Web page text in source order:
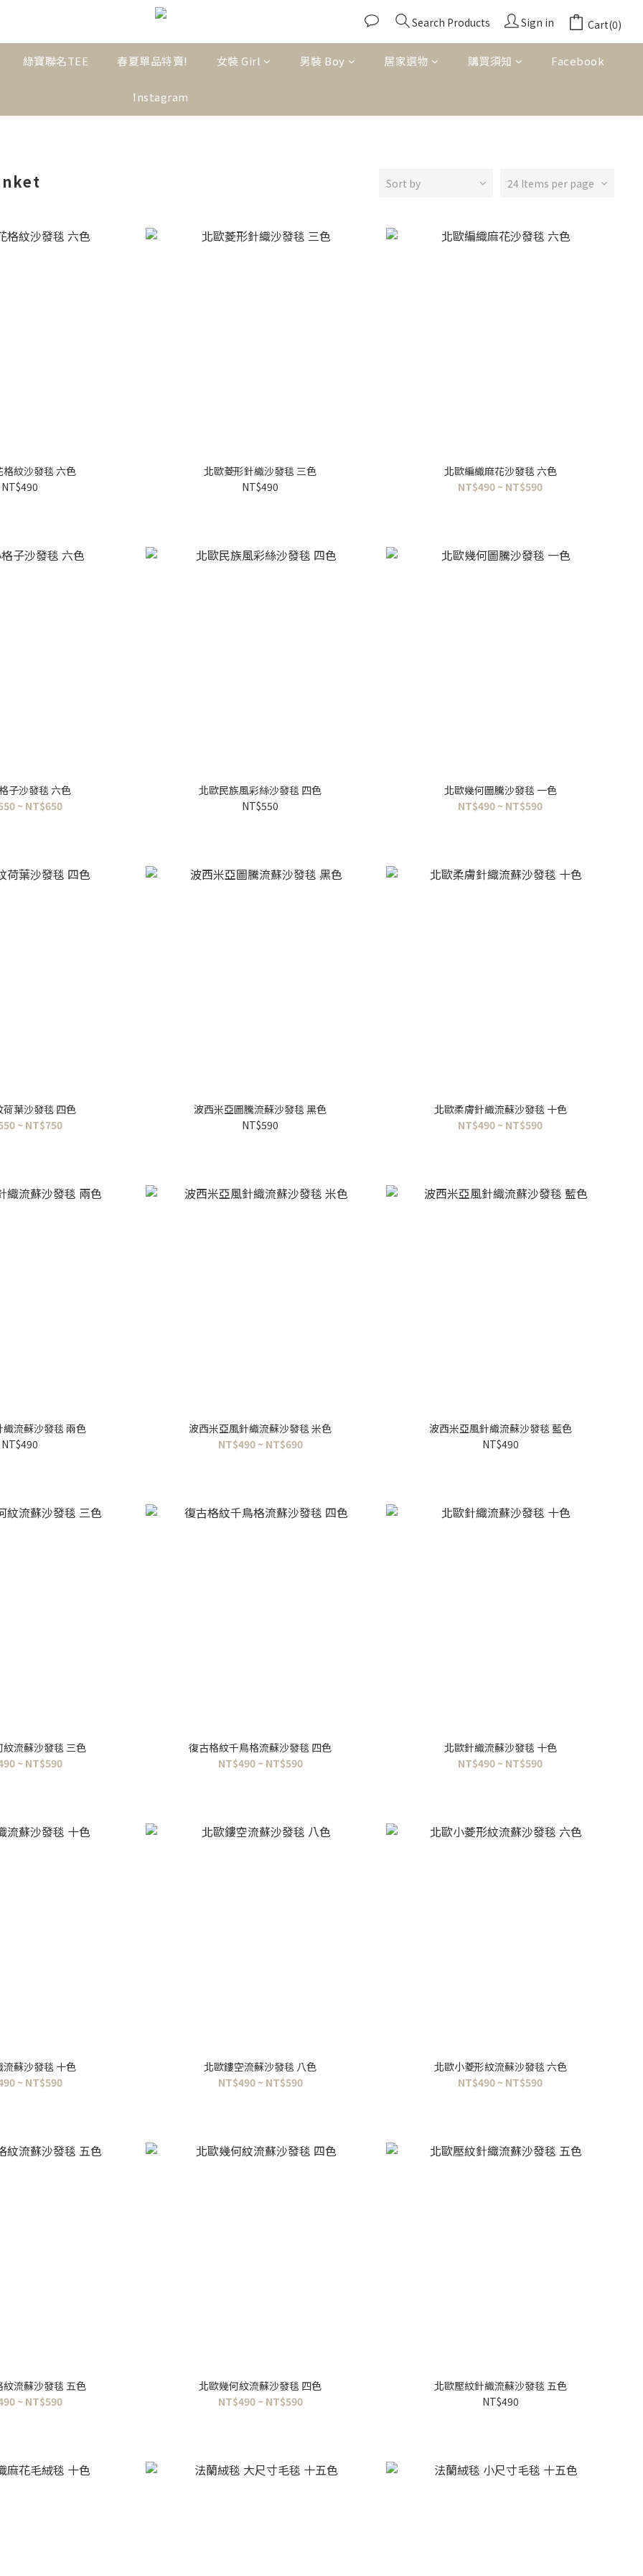
Search Products Sign in Cart(0)
綠寶聯名TEE 春夏單品特賣! 女裝 Girl 男裝 Boy 居家選物 購買須知 Facebook
Instagram
Sort by 24 Items per page
格紋沙發毯 六色
NT$490
北歐菱形針織沙發毯 三色
NT$490
北歐編織麻花沙發毯 六色
NT$490 ~ NT$590
子沙發毯 六色
~ NT$650
北歐民族風彩絲沙發毯 四色
NT$550
北歐幾何圖騰沙發毯 一色
NT$490 ~ NT$590
荷葉沙發毯 四色
~ NT$750
波西米亞圖騰流蘇沙發毯 黑色
NT$590
北歐柔膚針織流蘇沙發毯 十色
NT$490 ~ NT$590
流蘇沙發毯 兩色
NT$490
波西米亞風針織流蘇沙發毯 米色
NT$490 ~ NT$690
波西米亞風針織流蘇沙發毯 藍色
NT$490
流蘇沙發毯 三色
~ NT$590
復古格紋千鳥格流蘇沙發毯 四色
NT$490 ~ NT$590
北歐針織流蘇沙發毯 十色
NT$490 ~ NT$590
流蘇沙發毯 十色
~ NT$590
北歐鏤空流蘇沙發毯 八色
NT$490 ~ NT$590
北歐小菱形紋流蘇沙發毯 六色
NT$490 ~ NT$590
流蘇沙發毯 五色
~ NT$590
北歐幾何紋流蘇沙發毯 四色
NT$490 ~ NT$590
北歐壓紋針織流蘇沙發毯 五色
NT$490